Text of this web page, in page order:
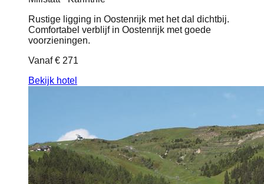
Rustige ligging in Oostenrijk met het dal dichtbij.
Comfortabel verblijf in Oostenrijk met goede
voorzieningen.
Vanaf€ 271
Bekijk hotel